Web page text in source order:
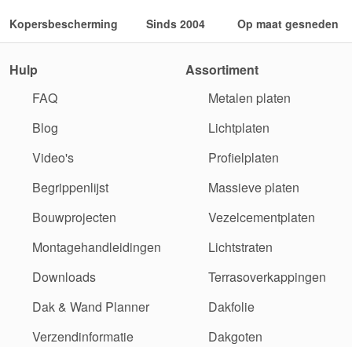
Kopersbescherming Sinds 2004 Op maat gesneden
Hulp
FAQ
Blog
Video's
Begrippenlijst
Bouwprojecten
Montagehandleidingen
Downloads
Dak & Wand Planner
Verzendinformatie
Assortiment
Metalen platen
Lichtplaten
Profielplaten
Massieve platen
Vezelcementplaten
Lichtstraten
Terrasoverkappingen
Dakfolie
Dakgoten